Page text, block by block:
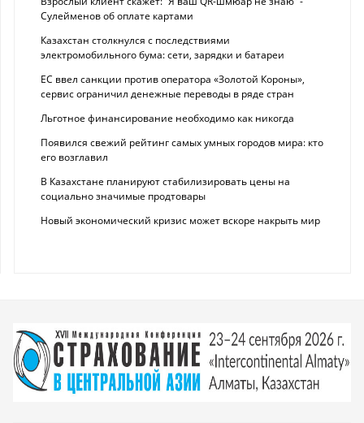
Сулейменов об оплате картами
Казахстан столкнулся с последствиями
электромобильного бума: сети, зарядки и батареи
ЕС ввел санкции против оператора «Золотой Короны»,
сервис ограничил денежные переводы в ряде стран
Льготное финансирование необходимо как никогда
Появился свежий рейтинг самых умных городов мира: кто
его возглавил
В Казахстане планируют стабилизировать цены на
социально значимые продтовары
Новый экономический кризис может вскоре накрыть мир